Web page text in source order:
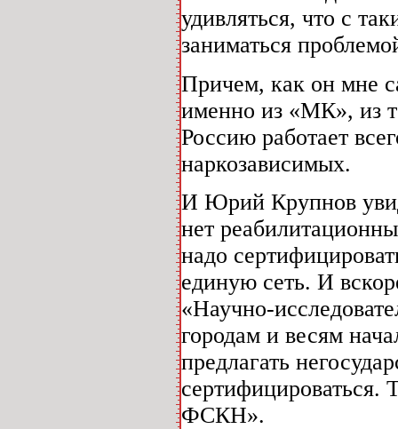
удивляться, что с
заниматься
Причем, как он мне
именно из «МК», из
Россию работает
наркозависимых.
И Юрий Крупнов
нет
надо
единую сеть. И
«Научно-
городам и весям
предлагать
сертифицироваться.
ФСКН».